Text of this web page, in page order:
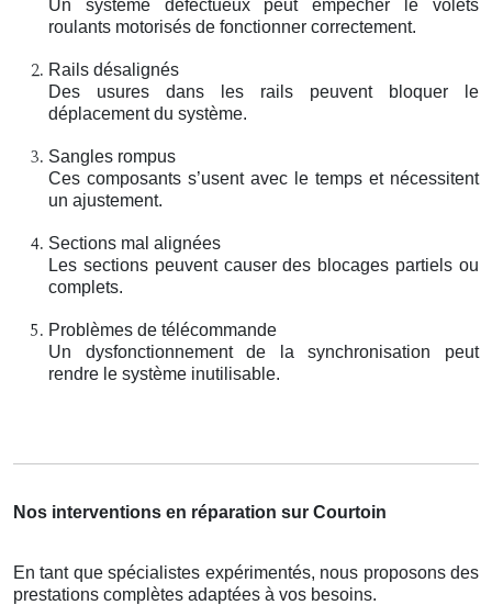
Un système défectueux peut empêcher le volets
roulants motorisés de fonctionner correctement.
Rails désalignés
Des usures dans les rails peuvent bloquer le
déplacement du système.
Sangles rompus
Ces composants s’usent avec le temps et nécessitent
un ajustement.
Sections mal alignées
Les sections peuvent causer des blocages partiels ou
complets.
Problèmes de télécommande
Un dysfonctionnement de la synchronisation peut
rendre le système inutilisable.
Nos interventions en réparation sur Courtoin
En tant que spécialistes expérimentés, nous proposons des
prestations complètes adaptées à vos besoins.